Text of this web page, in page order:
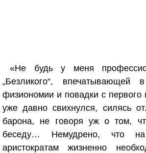
«Не будь у меня
„Безликого“, впечатывающей
физиономии и повадки с первого
уже давно свихнулся, силясь
барона, не говоря уж о том,
беседу… Немудрено, что
аристократам жизненно